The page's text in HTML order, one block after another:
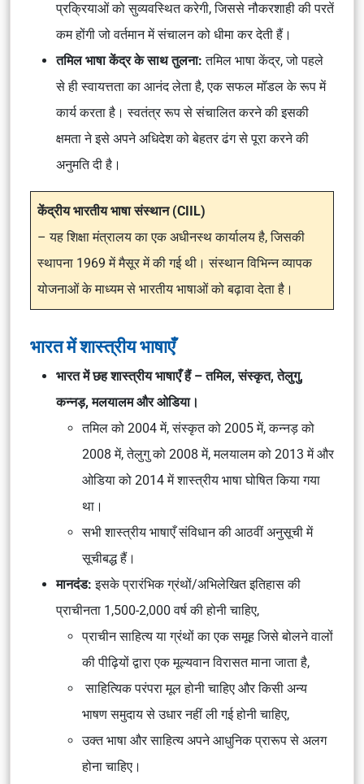
प्रक्रियाओं को सुव्यवस्थित करेगी, जिससे नौकरशाही की परतें
कम होंगी जो वर्तमान में संचालन को धीमा कर देती हैं।
तमिल भाषा केंद्र के साथ तुलना:तमिल भाषा केंद्र, जो पहले
से ही स्वायत्तता का आनंद लेता है, एक सफल मॉडल के रूप में
कार्य करता है। स्वतंत्र रूप से संचालित करने की इसकी
क्षमता ने इसे अपने अधिदेश को बेहतर ढंग से पूरा करने की
अनुमति दी है।
केंद्रीय भारतीय भाषा संस्थान (CIIL)
– यह शिक्षा मंत्रालय का एक अधीनस्थ कार्यालय है, जिसकी
स्थापना 1969 में मैसूर में की गई थी। संस्थान विभिन्न व्यापक
योजनाओं के माध्यम से भारतीय भाषाओं को बढ़ावा देता है।
भारत में शास्त्रीय भाषाएँ
भारत में छह शास्त्रीय भाषाएँ हैं – तमिल, संस्कृत, तेलुगु,
कन्नड़, मलयालम और ओडिया।
तमिल को 2004 में, संस्कृत को 2005 में, कन्नड़ को
2008 में, तेलुगु को 2008 में, मलयालम को 2013 में और
ओडिया को 2014 में शास्त्रीय भाषा घोषित किया गया
था।
सभी शास्त्रीय भाषाएँ संविधान की आठवीं अनुसूची में
सूचीबद्ध हैं।
मानदंड:इसके प्रारंभिक ग्रंथों/अभिलेखित इतिहास की
प्राचीनता 1,500-2,000 वर्ष की होनी चाहिए,
प्राचीन साहित्य या ग्रंथों का एक समूह जिसे बोलने वालों
की पीढ़ियों द्वारा एक मूल्यवान विरासत माना जाता है,
साहित्यिक परंपरा मूल होनी चाहिए और किसी अन्य
भाषण समुदाय से उधार नहीं ली गई होनी चाहिए,
उक्त भाषा और साहित्य अपने आधुनिक प्रारूप से अलग
होना चाहिए।